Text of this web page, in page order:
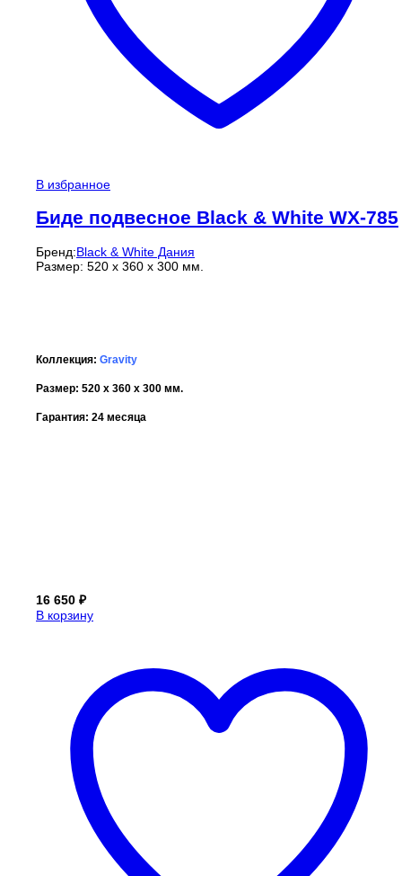
В избранное
Биде подвесное Black & White WX-785
Бренд:Black & White Дания
Размер: 520 x 360 x 300 мм.
Коллекция: Gravity
Размер: 520 x 360 x 300 мм.
Гарантия: 24 месяца
16 650 ₽
В корзину